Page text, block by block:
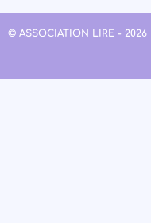
© ASSOCIATION LIRE - 2026